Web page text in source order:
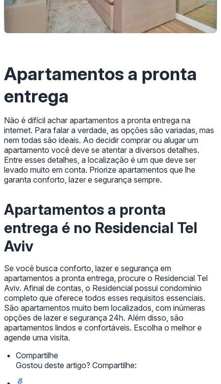
Apartamentos a pronta
entrega
Não é difícil achar apartamentos a pronta entrega na
internet. Para falar a verdade, as opções são variadas, mas
nem todas são ideais. Ao decidir comprar ou alugar um
apartamento você deve se atentar a diversos detalhes.
Entre esses detalhes, a localização é um que deve ser
levado muito em conta. Priorize apartamentos que lhe
garanta conforto, lazer e segurança sempre.
Apartamentos a pronta
entrega é no Residencial Tel
Aviv
Se você busca conforto, lazer e segurança em
apartamentos a pronta entrega, procure o Residencial Tel
Aviv. Afinal de contas, o Residencial possui condomínio
completo que oferece todos esses requisitos essenciais.
São apartamentos muito bem localizados, com inúmeras
opções de lazer e segurança 24h. Além disso, são
apartamentos lindos e confortáveis. Escolha o melhor e
agende uma visita.
Compartilhe
Gostou deste artigo? Compartilhe: